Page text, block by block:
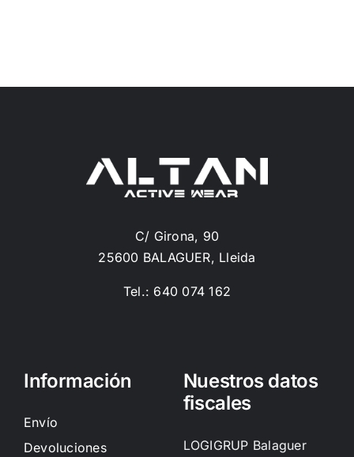
C/ Girona, 90
25600 BALAGUER, Lleida
Tel.: 640 074 162
Información
Envío
Devoluciones
Nuestros datos
fiscales
LOGIGRUP Balaguer